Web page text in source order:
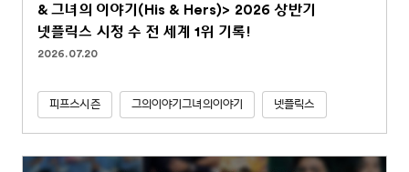
& 그녀의 이야기(His & Hers)> 2026 상반기
넷플릭스 시청 수 전 세계 1위 기록!
2026.07.20
피프스시즌 그의이야기그녀의이야기 넷플릭스